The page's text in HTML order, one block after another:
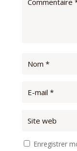
Enregistrer